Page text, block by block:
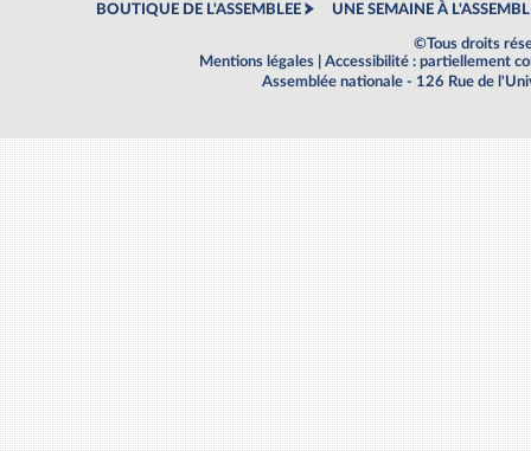
BOUTIQUE DE L'ASSEMBLEE UNE SEMAINE À
©Tous droits
Mentions légales
Accessibilité : partiellement
Assemblée nationale - 126 Rue de